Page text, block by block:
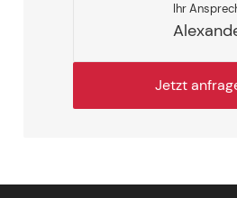
Ihr
Jetzt